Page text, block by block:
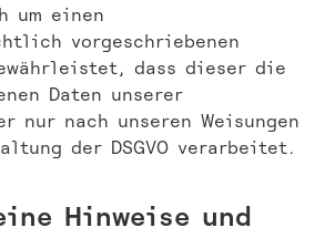
um einen
vorgeschriebenen
dass dieser die
Daten unserer
nur nach unseren Weisungen
der DSGVO verarbeitet.
Hinweise und